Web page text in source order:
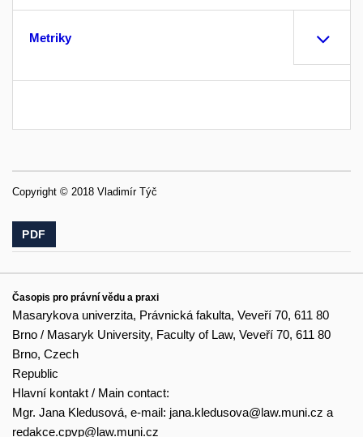
Metriky
Copyright © 2018 Vladimír Týč
PDF
Časopis pro právní vědu a praxi
Masarykova univerzita, Právnická fakulta, Veveří 70, 611 80
Brno / Masaryk University, Faculty of Law, Veveří 70, 611 80
Brno, Czech
Republic
Hlavní kontakt / Main contact:
Mgr. Jana Kledusová, e-mail: jana.kledusova@law.muni.cz a
redakce.cpvp@law.muni.cz